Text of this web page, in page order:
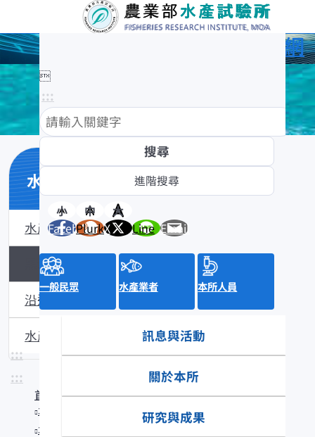
農業部水產試驗所全球資訊網

:::
小 中
大
Facebook
PlurkX Line Email
一般民眾 水產業者 本所人員
訊息與活動
關於本所
研究與成果
:::
水產數位典藏
水產數位典藏介紹
黑潮漁業數位典藏
沿近海標本數位典藏
水產生物圖說
:::
首頁
水產知識館
水產數位典藏